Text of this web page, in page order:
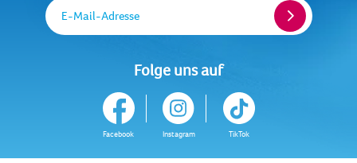
E-Mail-Adresse
Folge uns auf
Facebook Instagram TikTok